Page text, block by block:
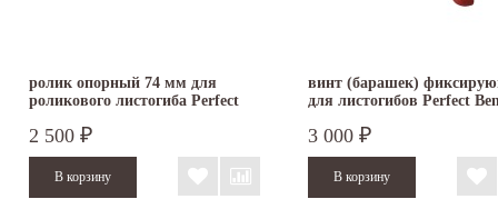
ролик опорный 74 мм для
роликового листогиба Perfect
2 500 ₽
винт (барашек)
для листогибов Perfect
3 000 ₽